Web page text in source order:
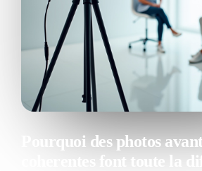
Pricing
Resources
API documentation
Pourquoi des photos
coherentes font toute la